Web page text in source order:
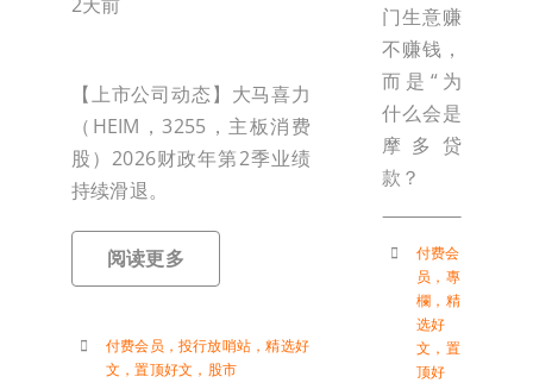
【上市公司动态】大马喜力
（HEIM，3255，主板消费
股）2026财政年第2季业绩
持续滑退。
阅读更多
付费会员 ， 投行放哨站 ，精选好
文 ，置顶好文 ， 股市
门生意赚
不赚钱，
而是“为
什么会是
摩多贷
款？
付费会
员 ， 專
欄 ， 精
选好
文 ， 置
顶好